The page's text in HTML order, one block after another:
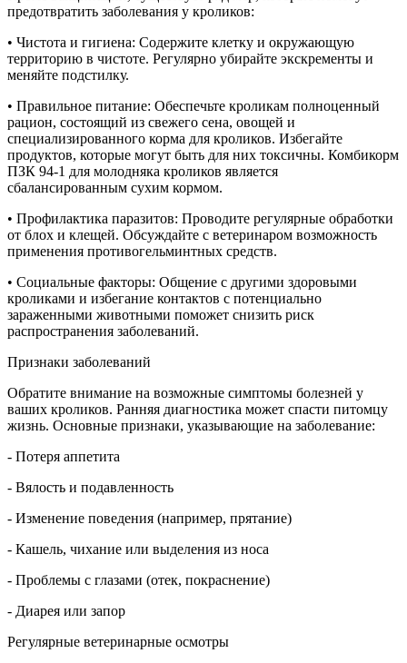
предотвратить заболевания у кроликов:
• Чистота и гигиена: Содержите клетку и окружающую
территорию в чистоте. Регулярно убирайте экскременты и
меняйте подстилку.
• Правильное питание: Обеспечьте кроликам полноценный
рацион, состоящий из свежего сена, овощей и
специализированного корма для кроликов. Избегайте
продуктов, которые могут быть для них токсичны. Комбикорм
ПЗК 94-1 для молодняка кроликов является
сбалансированным сухим кормом.
• Профилактика паразитов: Проводите регулярные обработки
от блох и клещей. Обсуждайте с ветеринаром возможность
применения противогельминтных средств.
• Социальные факторы: Общение с другими здоровыми
кроликами и избегание контактов с потенциально
зараженными животными поможет снизить риск
распространения заболеваний.
Признаки заболеваний
Обратите внимание на возможные симптомы болезней у
ваших кроликов. Ранняя диагностика может спасти питомцу
жизнь. Основные признаки, указывающие на заболевание:
- Потеря аппетита
- Вялость и подавленность
- Изменение поведения (например, прятание)
- Кашель, чихание или выделения из носа
- Проблемы с глазами (отек, покраснение)
- Диарея или запор
Регулярные ветеринарные осмотры